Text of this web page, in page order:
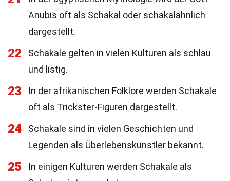
Anubis oft als Schakal oder schakalähnlich
dargestellt.
22
Schakale gelten in vielen Kulturen als schlau
und listig.
23
In der afrikanischen Folklore werden Schakale
oft als Trickster-Figuren dargestellt.
24
Schakale sind in vielen Geschichten und
Legenden als Überlebenskünstler bekannt.
25
In einigen Kulturen werden Schakale als